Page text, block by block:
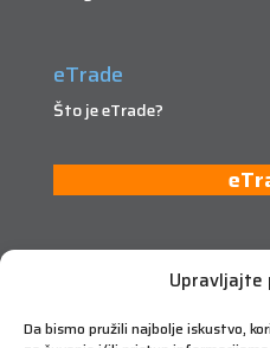
Upravljajte
Da bismo pružili najbolje iskustvo,
eTrade
Što je eTrade?